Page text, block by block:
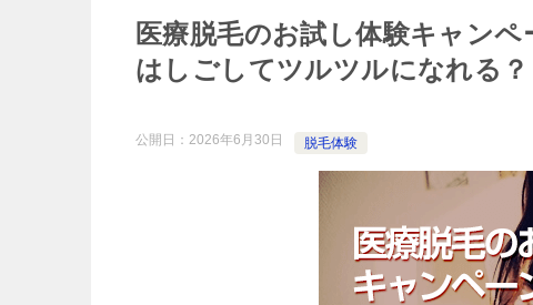
医療脱毛のお試し体験キャン
はしごしてツルツルになれる？
公開日： 2026年6月30日 脱毛体験